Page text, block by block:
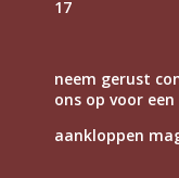
17
neem gerust
ons op voor
aankloppen